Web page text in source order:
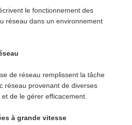
le fonctionnement des
réseau dans un environnement
de réseau remplissent la tâche
réseau provenant de diverses
de le gérer efficacement.
à grande vitesse